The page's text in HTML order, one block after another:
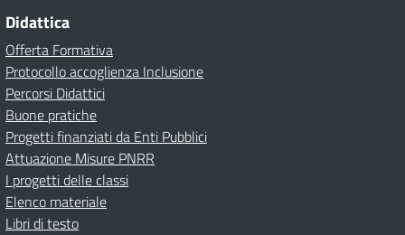
Didattica
Offerta Formativa
Protocollo accoglienza Inclusione
Percorsi Didattici
Buone pratiche
Progetti finanziati da Enti Pubblici
Attuazione Misure PNRR
I progetti delle classi
Elenco materiale
Libri di testo